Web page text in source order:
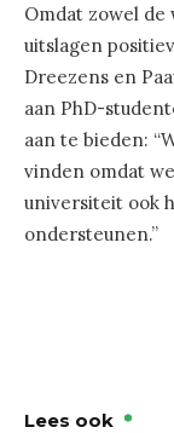
Omdat zowel de
uitslagen
Dreezens en
aan PhD-
aan te bieden:
vinden omdat
universiteit ook
ondersteunen.”
Lees ook